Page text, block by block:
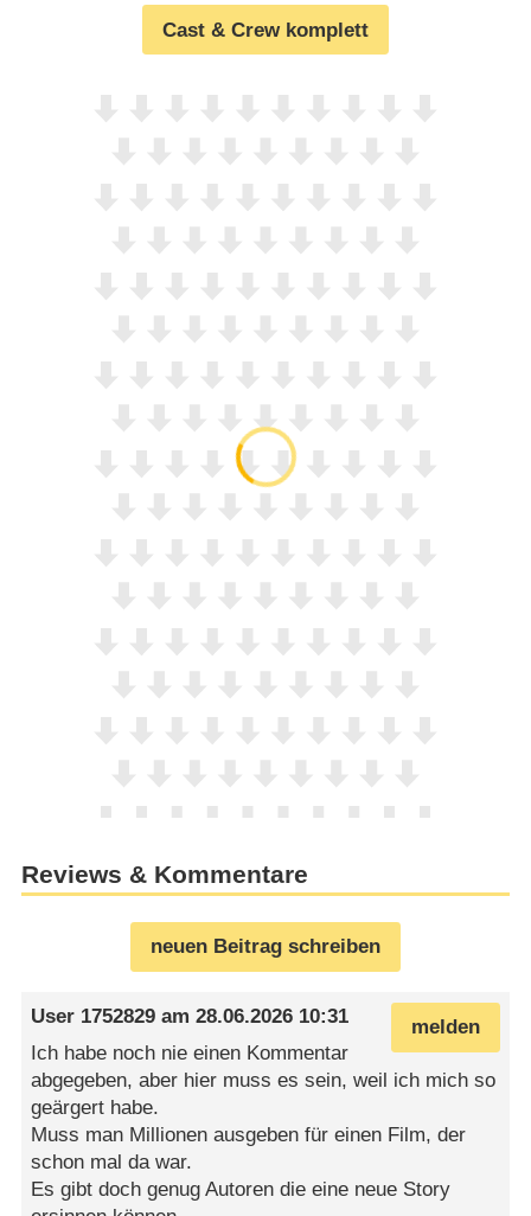
Cast & Crew komplett
Reviews & Kommentare
neuen Beitrag schreiben
melden
User 1752829 am28.06.2026 10:31
Ich habe noch nie einen Kommentar
abgegeben, aber hier muss es sein, weil ich mich so
geärgert habe.
Muss man Millionen ausgeben für einen Film, der
schon mal da war.
Es gibt doch genug Autoren die eine neue Story